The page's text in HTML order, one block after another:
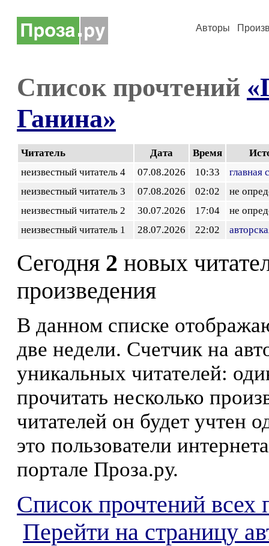
Авторы
Список прочтений
Ганина»
Читатель Дата Время
неизвестный читатель 4
07.08.2026 10:33
главная
неизвестный читатель 3
07.08.2026 02:02
не
неизвестный читатель 2
30.07.2026 17:04
не
неизвестный читатель 1
28.07.2026 22:02
Сегодня 2 новых
произведения
В данном списке
две недели. Счетчик на
уникальных читателей:
прочитать несколько
читателей он будет учтен
это пользователи
портале Проза.ру.
Список прочтений всех
Перейти на страницу